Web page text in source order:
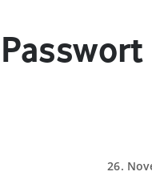
26.